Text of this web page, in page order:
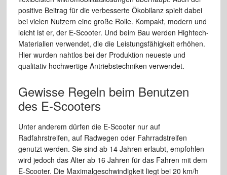
positive Beitrag für die verbesserte Ökobilanz spielt dabei
bei vielen Nutzern eine große Rolle. Kompakt, modern und
leicht ist er, der E-Scooter. Und beim Bau werden Hightech-
Materialien verwendet, die die Leistungsfähigkeit erhöhen.
Hier wurden nahtlos bei der Produktion neueste und
qualitativ hochwertige Antriebstechniken verwendet.
Gewisse Regeln beim Benutzen
des E-Scooters
Unter anderem dürfen die E-Scooter nur auf
Radfahrstreifen, auf Radwegen oder Fahrradstreifen
genutzt werden. Sie sind ab 14 Jahren erlaubt, empfohlen
wird jedoch das Alter ab 16 Jahren für das Fahren mit dem
E-Scooter. Die Maximalgeschwindigkeit liegt bei 20 km/h